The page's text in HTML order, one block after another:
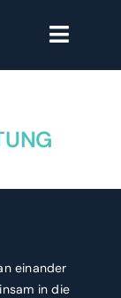
Toggle
einander
in die